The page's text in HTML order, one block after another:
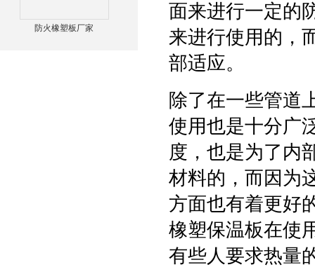
防火橡塑板厂家
面来进行一定的
来进行使用的，
部适应。
除了在一些管道
使用也是十分广
度，也是为了内
材料的，而因为
方面也有着更好
橡塑保温板在使
有些人要求热量